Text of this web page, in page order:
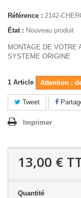
Référence : 2142-
État : Nouveau produit
MONTAGE DE VOTRE
SYSTEME ORIGINE
1 Article Attention :
Tweet
Imprimer
13,00 €
Quantité